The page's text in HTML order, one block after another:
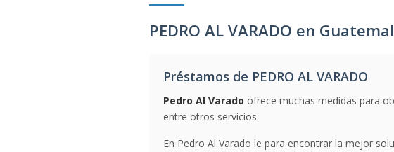
PEDRO AL VARADO en
Préstamos de PEDRO AL VARADO
Pedro Al Varado ofrece muchas medidas para
entre otros servicios.
En Pedro Al Varado le para encontrar la mejor